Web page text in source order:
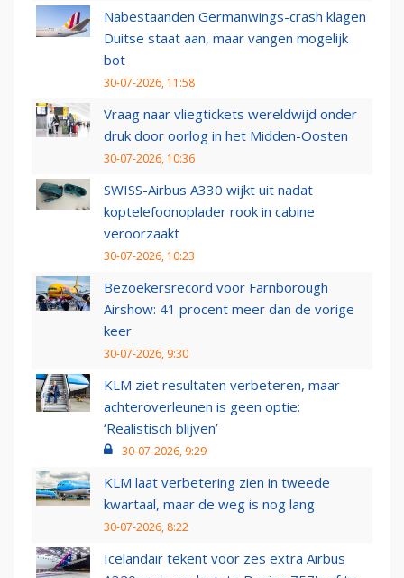
Nabestaanden Germanwings-crash klagen
Duitse staat aan, maar vangen mogelijk
bot
30-07-2026, 11:58
Vraag naar vliegtickets wereldwijd onder
druk door oorlog in het Midden-Oosten
30-07-2026, 10:36
SWISS-Airbus A330 wijkt uit nadat
koptelefoonoplader rook in cabine
veroorzaakt
30-07-2026, 10:23
Bezoekersrecord voor Farnborough
Airshow: 41 procent meer dan de vorige
keer
30-07-2026, 9:30
KLM ziet resultaten verbeteren, maar
achteroverleunen is geen optie:
‘Realistisch blijven’
30-07-2026, 9:29
KLM laat verbetering zien in tweede
kwartaal, maar de weg is nog lang
30-07-2026, 8:22
Icelandair tekent voor zes extra Airbus